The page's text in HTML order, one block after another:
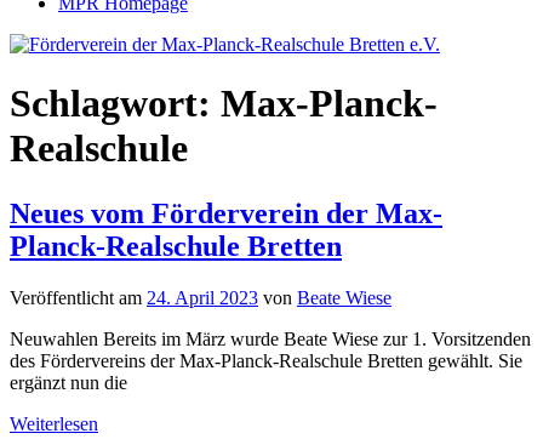
Schlagwort: Max-Planck-
Realschule
Neues vom Förderverein der Max-
Planck-Realschule Bretten
Veröffentlicht am 24. April 2023 von Beate Wiese
Neuwahlen Bereits im März wurde Beate Wiese zur 1. Vorsitzenden
des Fördervereins der Max-Planck-Realschule Bretten gewählt. Sie
ergänzt nun die
Weiterlesen